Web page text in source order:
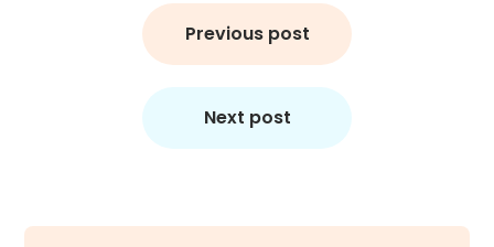
Previous post
Next post